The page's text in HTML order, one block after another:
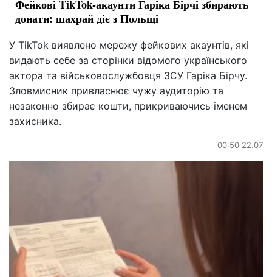
Фейкові TikTok-акаунти Гаріка Бірчі збирають
донати: шахрай діє з Польщі
У TikTok виявлено мережу фейкових акаунтів, які
видають себе за сторінки відомого українського
актора та військовослужбовця ЗСУ Гаріка Бірчу.
Зловмисник привласнює чужу аудиторію та
незаконно збирає кошти, прикриваючись іменем
захисника.
00:50 22.07